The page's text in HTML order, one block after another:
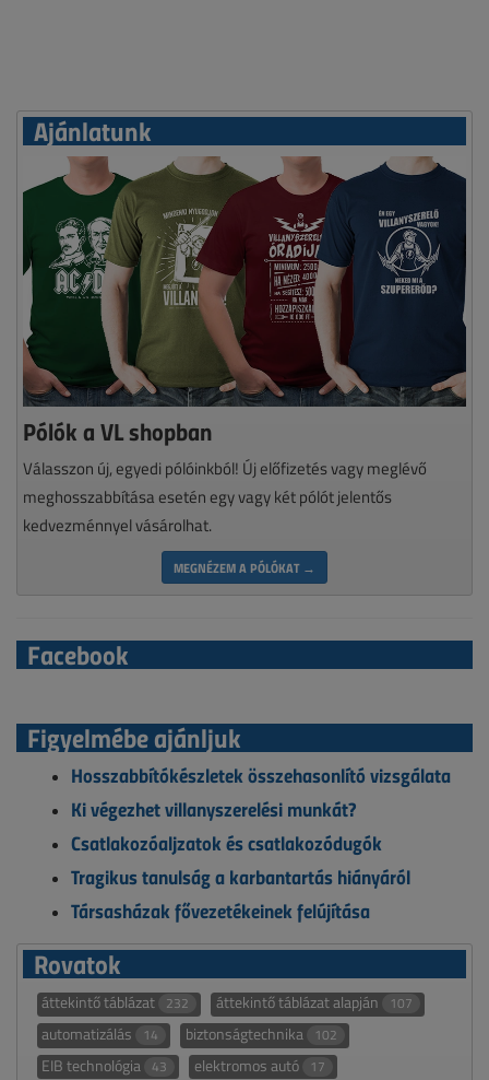
Ajánlatunk
Pólók a VL shopban
Válasszon új, egyedi pólóinkból! Új előfizetés vagy meglévő
meghosszabbítása esetén egy vagy két pólót jelentős
kedvezménnyel vásárolhat.
MEGNÉZEM A PÓLÓKAT →
Facebook
Figyelmébe ajánljuk
Hosszabbítókészletek összehasonlító vizsgálata
Ki végezhet villanyszerelési munkát?
Csatlakozóaljzatok és csatlakozódugók
Tragikus tanulság a karbantartás hiányáról
Társasházak fővezetékeinek felújítása
Rovatok
áttekintő táblázat 232 áttekintő táblázat alapján 107
automatizálás 14 biztonságtechnika 102
EIB technológia 43 elektromos autó 17